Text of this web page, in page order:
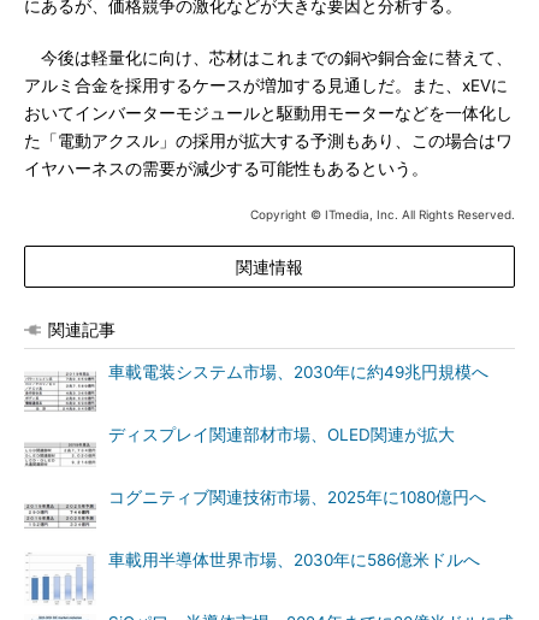
にあるが、価格競争の激化などが大きな要因と分析する。
今後は軽量化に向け、芯材はこれまでの銅や銅合金に替えて、
アルミ合金を採用するケースが増加する見通しだ。また、xEVに
おいてインバーターモジュールと駆動用モーターなどを一体化し
た「電動アクスル」の採用が拡大する予測もあり、この場合はワ
イヤハーネスの需要が減少する可能性もあるという。
Copyright © ITmedia, Inc. All Rights Reserved.
関連情報
関連記事
車載電装システム市場、2030年に約49兆円規模へ
ディスプレイ関連部材市場、OLED関連が拡大
コグニティブ関連技術市場、2025年に1080億円へ
車載用半導体世界市場、2030年に586億米ドルへ